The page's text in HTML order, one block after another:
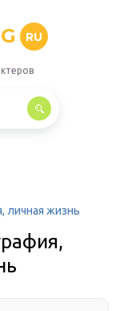
RU
личная жизнь